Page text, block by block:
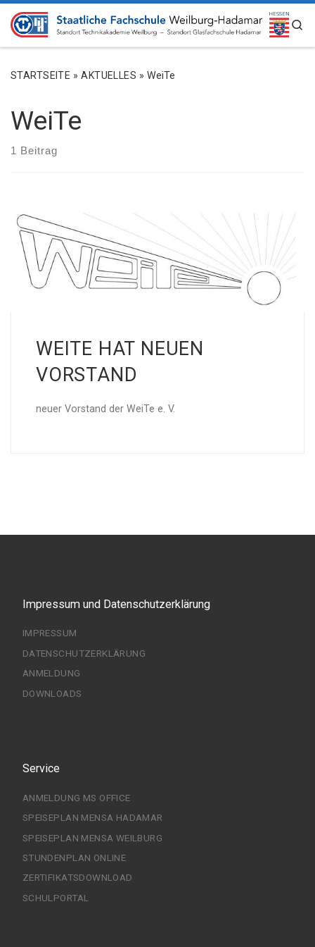
ZUM INHALT SPRINGEN
STARTSEITE » AKTUELLES » WeiTe
WeiTe
1 Beitrag
WEITE HAT NEUEN
VORSTAND
neuer Vorstand der WeiTe e. V.
Impressum und Datenschutzerklärung
IMPRESSUM
DATENSCHUTZERKLÄRUNG
ANMELDUNG
DOWNLOADS
Service
ANMELDUNG MS OFFICE
SPEISEPLAN MENSA HADAMAR
SPEISEPLAN MENSA WEILBURG
STUNDENPLAN ONLINE
ZERTIFIKATSDOWNLOAD
SCHULPORTAL